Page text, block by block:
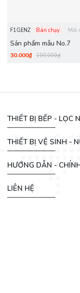
F1GENZ Bán chạy Mới
Sản phẩm mẫu No.7
30.000₫ 100.000₫
THIẾT BỊ BẾP - LỌC
THIẾT BỊ VỆ SINH -
HƯỚNG DẪN -
LIÊN HỆ